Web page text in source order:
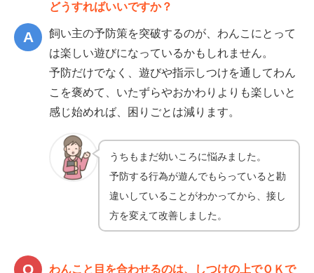
どうすればいいですか？
飼い主の予防策を突破するのが、わんこにとって
は楽しい遊びになっているかもしれません。
予防だけでなく、遊びや指示しつけを通してわん
こを褒めて、いたずらやおかわりよりも楽しいと
感じ始めれば、困りごとは減ります。
うちもまだ幼いころに悩みました。
予防する行為が遊んでもらっていると勘
違いしていることがわかってから、接し
方を変えて改善しました。
わんこと目を合わせるのは、しつけの上でＯＫで